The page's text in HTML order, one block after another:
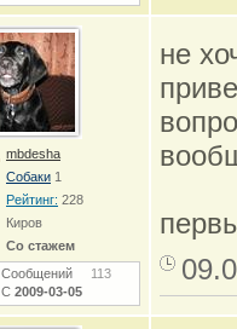
mbdesha
Собаки 1
Рейтинг: 228
Киров
Со стажем
Сообщений 113
С 2009-03-05
не